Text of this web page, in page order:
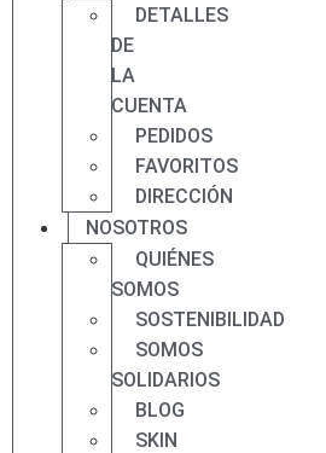
DETALLES
DE
LA
CUENTA
PEDIDOS
FAVORITOS
DIRECCIÓN
NOSOTROS
QUIÉNES
SOMOS
SOSTENIBILIDAD
SOMOS
SOLIDARIOS
BLOG
SKIN